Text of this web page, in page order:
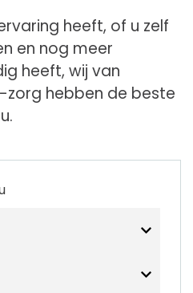
heeft, of u zelf
en nog meer
heeft, wij van
zorg hebben de beste